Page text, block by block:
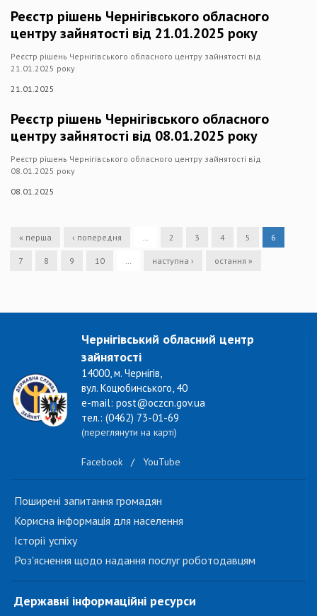
Реєстр рішень Чернігівського обласного
центру зайнятості від 21.01.2025 року
Реєстр рішень Чернігівського обласного центру зайнятості від
21.01.2025 року
21.01.2025
Реєстр рішень Чернігівського обласного
центру зайнятості від 08.01.2025 року
Реєстр рішень Чернігівського обласного центру зайнятості від
08.01.2025 року
08.01.2025
« перша ‹ попередня … 2 3 4 5 6
7 8 9 10 … наступна › остання »
Чернігівський обласний центр
зайнятості
14000, м. Чернігів,
вул. Коцюбинського, 40
e-mail: post@oczcn.gov.ua
тел.: (0462) 73-01-69
(переглянути на карті)
Facebook / YouTube
Поширені запитання громадян
Корисна інформація для населення
Історії успіху
Роз'яснення щодо надання послуг роботодавцям
Державні інформаційні ресурси